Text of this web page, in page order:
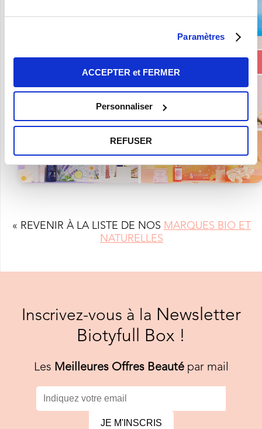
Paramètres
ACCEPTER et FERMER
Personnaliser
REFUSER
« REVENIR À LA LISTE DE NOS MARQUES BIO ET
NATURELLES
Inscrivez-vous à la Newsletter
Biotyfull Box !
Les Meilleures Offres Beautépar mail
JE M'INSCRIS